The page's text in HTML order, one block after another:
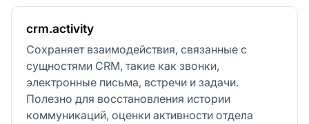
crm.activity
Сохраняет взаимодействия, связанные с
сущностями CRM, такие как звонки,
электронные письма, встречи и задачи.
Полезно для восстановления истории
коммуникаций, оценки активности отдела